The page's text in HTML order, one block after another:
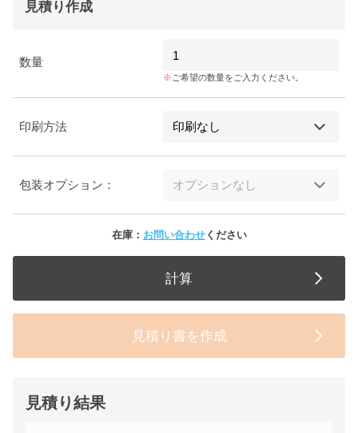
見積り作成
数量
ご希望の数量をご入力ください。
印刷方法
包装オプション：
在庫： お問い合わせください
計算
見積り書を作成
見積り結果